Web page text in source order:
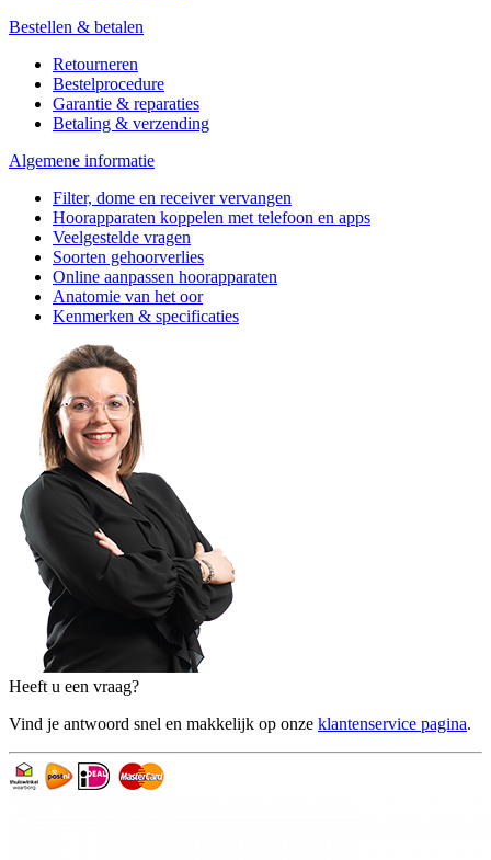
Bestellen & betalen
Retourneren
Bestelprocedure
Garantie & reparaties
Betaling & verzending
Algemene informatie
Filter, dome en receiver vervangen
Hoorapparaten koppelen met telefoon en apps
Veelgestelde vragen
Soorten gehoorverlies
Online aanpassen hoorapparaten
Anatomie van het oor
Kenmerken & specificaties
Heeft u een vraag?
Vind je antwoord snel en makkelijk op onze klantenservice pagina.